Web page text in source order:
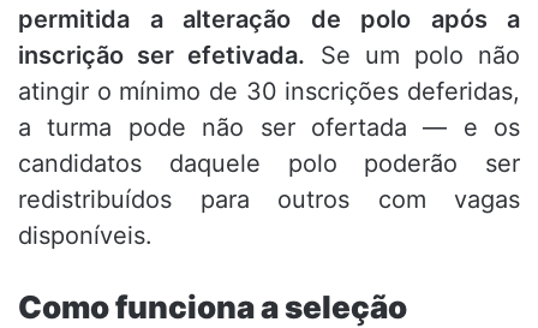
permitida a alteração de polo após a
inscrição ser efetivada. Se um polo não
atingir o mínimo de 30 inscrições deferidas,
a turma pode não ser ofertada — e os
candidatos daquele polo poderão ser
redistribuídos para outros com vagas
disponíveis.
Como funciona a seleção